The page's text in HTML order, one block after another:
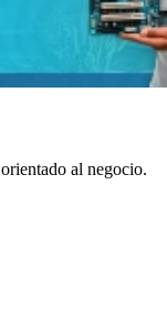
al negocio.